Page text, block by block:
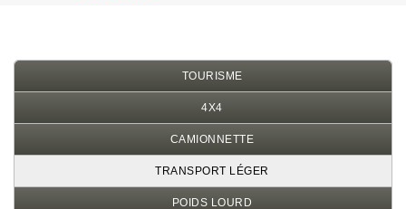
TOURISME
4X4
CAMIONNETTE
TRANSPORT LÉGER
POIDS LOURD